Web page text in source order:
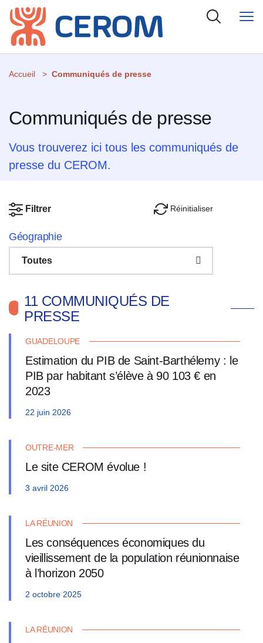
Accueil Communiqués de presse
Communiqués de presse
Vous trouverez ici tous les communiqués de
presse du CEROM.
11 COMMUNIQUÉS DE
PRESSE
GUADELOUPE
Estimation du PIB de Saint-Barthélemy : le
PIB par habitant s’élève à 90 103 € en
2023
22 juin 2026
OUTRE-MER
Le site CEROM évolue !
3 avril 2026
LA RÉUNION
Les conséquences économiques du
vieillissement de la population réunionnaise
à l’horizon 2050
2 octobre 2025
LA RÉUNION
Filtrer Réinitialiser
Géographie
Toutes